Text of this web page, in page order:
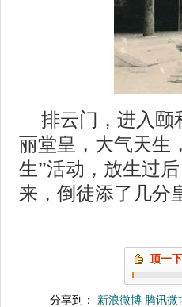
排云门，进入颐
丽堂皇，大气天生
生”活动，放生过
来，倒徒添了几分
顶一下
分享到： 新浪微博 腾讯微